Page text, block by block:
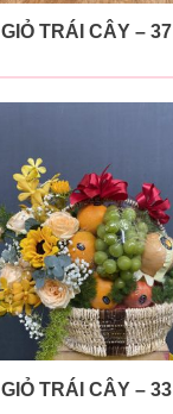
GIỎ TRÁI CÂY – 37
GIỎ TRÁI CÂY – 33